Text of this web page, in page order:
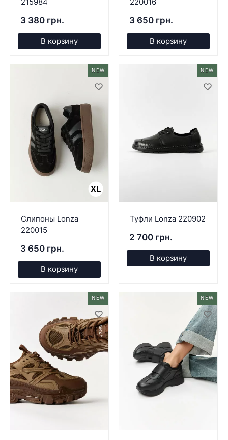
3 380 грн.
В корзину
3 650 грн.
В корзину
NEW
Слипоны Lonza
220015
3 650 грн.
В корзину
NEW
Туфли Lonza 220902
2 700 грн.
В корзину
NEW NEW